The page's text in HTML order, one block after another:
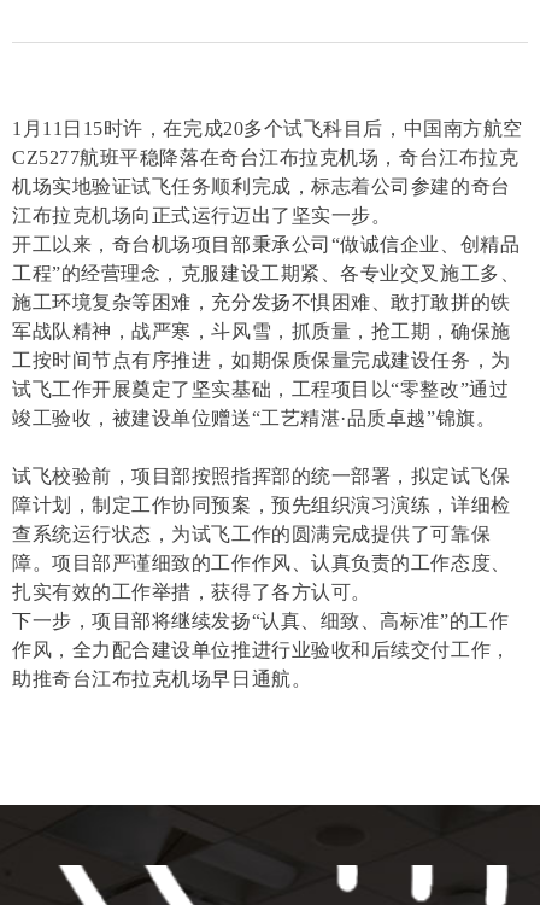
1月11日15时许，在完成20多个试飞科目后，中国南方航空
CZ5277航班平稳降落在奇台江布拉克机场，奇台江布拉克
机场实地验证试飞任务顺利完成，标志着公司参建的奇台
江布拉克机场向正式运行迈出了坚实一步。
开工以来，奇台机场项目部秉承公司“做诚信企业、创精品
工程”的经营理念，克服建设工期紧、各专业交叉施工多、
施工环境复杂等困难，充分发扬不惧困难、敢打敢拼的铁
军战队精神，战严寒，斗风雪，抓质量，抢工期，确保施
工按时间节点有序推进，如期保质保量完成建设任务，为
试飞工作开展奠定了坚实基础，工程项目以“零整改”通过
竣工验收，被建设单位赠送“工艺精湛·品质卓越”锦旗。
试飞校验前，项目部按照指挥部的统一部署，拟定试飞保
障计划，制定工作协同预案，预先组织演习演练，详细检
查系统运行状态，为试飞工作的圆满完成提供了可靠保
障。项目部严谨细致的工作作风、认真负责的工作态度、
扎实有效的工作举措，获得了各方认可。
下一步，项目部将继续发扬“认真、细致、高标准”的工作
作风，全力配合建设单位推进行业验收和后续交付工作，
助推奇台江布拉克机场早日通航。